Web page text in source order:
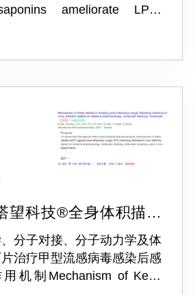
ameliorate LPS-
望科技®全身体积描记
分子对接、分子动力学及体
治疗甲型流感病毒感染后感
机制Mechanism of Keke